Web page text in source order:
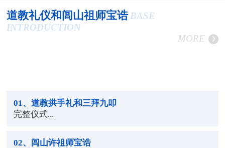
道教礼仪和闾山祖师宝诰 BASE
INTRODUCTION
MORE
01 、道教拱手礼和三拜九叩
完整仪式...
02、闾山许祖师宝诰